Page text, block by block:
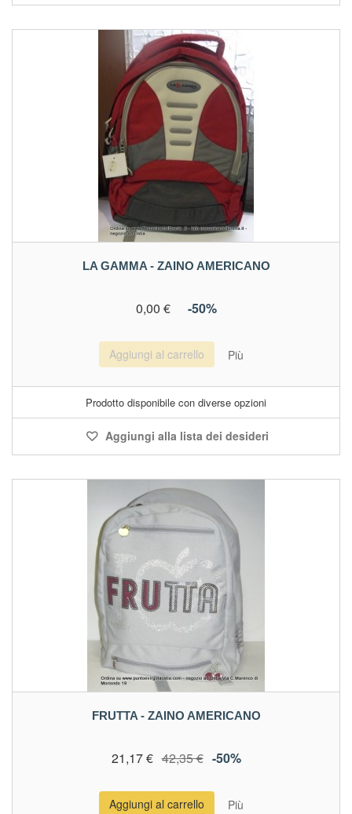
LA GAMMA - ZAINO AMERICANO
0,00 € -50%
Aggiungi al carrello Più
Prodotto disponibile con diverse opzioni
Aggiungi alla lista dei desideri
FRUTTA - ZAINO AMERICANO
21,17 € 42,35 € -50%
Aggiungi al carrello Più